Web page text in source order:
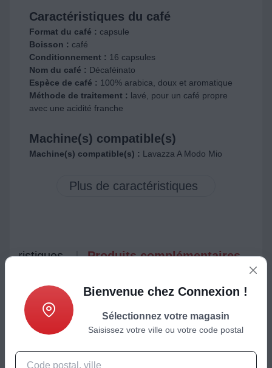
Caractéristiques du café
Format du café : capsule
Boisson : café
Conditionnement : 16 capsules
Nom du café : Décaféinato
Espèce de café : 100% arabica, doux et aromatique
Méthode de traitement : lavé, pour un café propre
avec une acidité franche
Machine(s) compatible(s)
Machine(s) compatible(s) : Lavazza A Modo Mio
Produits complémentaires
Bienvenue chez Connexion !
Sélectionnez votre magasin
Saisissez votre ville ou votre code postal